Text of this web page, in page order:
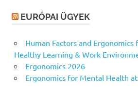
EURÓPAI ÜGYEK
Human Factors and
Healthy Learning & Work
Ergonomics 2026
Ergonomics for Mental Health